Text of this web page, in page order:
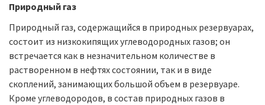
Природный газ
Природный газ, содержащийся в природных резервуарах,
состоит из низкокипящих углеводородных газов; он
встречается как в незначительном количестве в
растворенном в нефтях состоянии, так и в виде
скоплений, занимающих большой объем в резервуаре.
Кроме углеводородов, в состав природных газов в